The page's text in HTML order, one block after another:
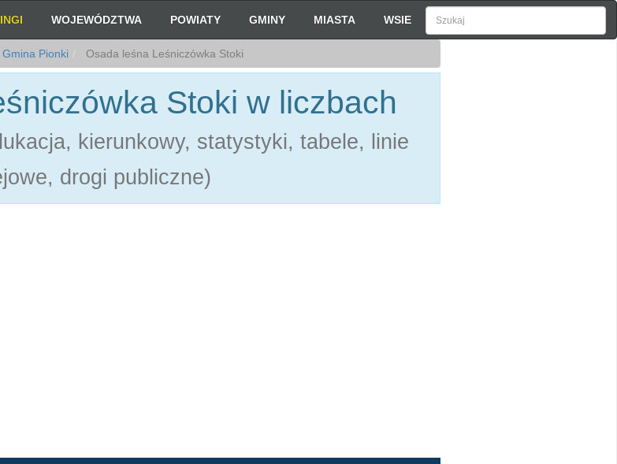
WOJEWÓDZTWA POWIATY GMINY MIASTA WSIE
Gmina Pionki Osada leśna Leśniczówka Stoki
Stoki w liczbach
kierunkowy, statystyki, tabele, linie
drogi publiczne)